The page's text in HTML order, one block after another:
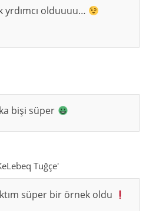
yrdımcı olduuuu…
bişi süper
Tuğçe'
süper bir örnek oldu